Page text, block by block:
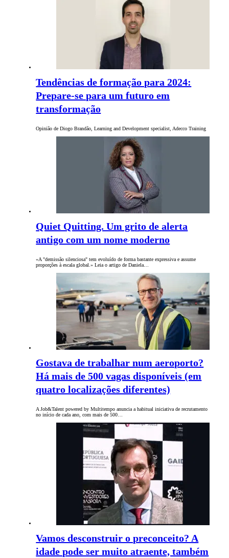
Tendências de formação para 2024:
Prepare-se para um futuro em
transformação
Opinião de Diogo Brandão, Learning and Development specialist, Adecco Training
Quiet Quitting. Um grito de alerta
antigo com um nome moderno
«A "demissão silenciosa" tem evoluído de forma bastante expressiva e assume
proporções à escala global.» Leia o artigo de Daniela…
Gostava de trabalhar num aeroporto?
Há mais de 500 vagas disponíveis (em
quatro localizações diferentes)
A Job&Talent powered by Multitempo anuncia a habitual iniciativa de recrutamento
no início de cada ano, com mais de 500…
Vamos desconstruir o preconceito? A
idade pode ser muito atraente, também